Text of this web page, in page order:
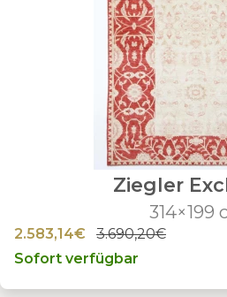
Ziegler
314×199
2.583,14€
3.690,20€
Sofort verfügbar